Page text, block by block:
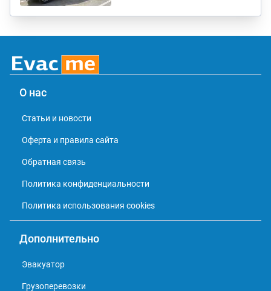
О нас
Статьи и новости
Оферта и правила сайта
Обратная связь
Политика конфиденциальности
Политика использования cookies
Дополнительно
Эвакуатор
Грузоперевозки